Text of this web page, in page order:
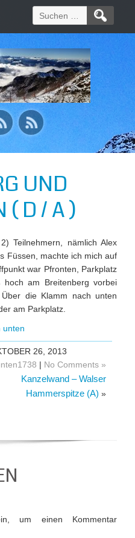
Suchen
nach:
UND
( D / A )
Teilnehmern, nämlich Alex
Füssen, machte ich mich auf
war Pfronten, Parkplatz
am Breitenberg vorbei
die Klamm nach unten
am Parkplatz.
unten
26, 2013
| No Comments »
Kanzelwand – Walser
Hammerspitze (A) »
um einen Kommentar